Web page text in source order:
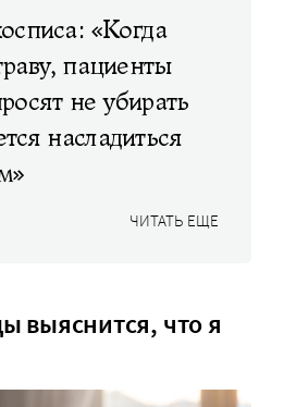
«Когда
пациенты
не убирать
насладиться
ЧИТАТЬ ЕЩЕ
выяснится, что я